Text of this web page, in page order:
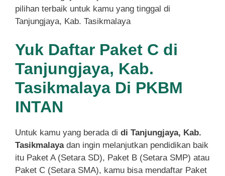
pilihan terbaik untuk kamu yang tinggal di
Tanjungjaya, Kab. Tasikmalaya
Yuk Daftar Paket C di
Tanjungjaya, Kab.
Tasikmalaya Di PKBM
INTAN
Untuk kamu yang berada di di Tanjungjaya, Kab.
Tasikmalayadan ingin melanjutkan pendidikan baik
itu Paket A (Setara SD), Paket B (Setara SMP) atau
Paket C (Setara SMA), kamu bisa mendaftar Paket